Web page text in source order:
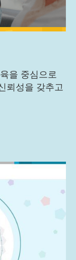
을 중심으로
뢰성을 갖추고